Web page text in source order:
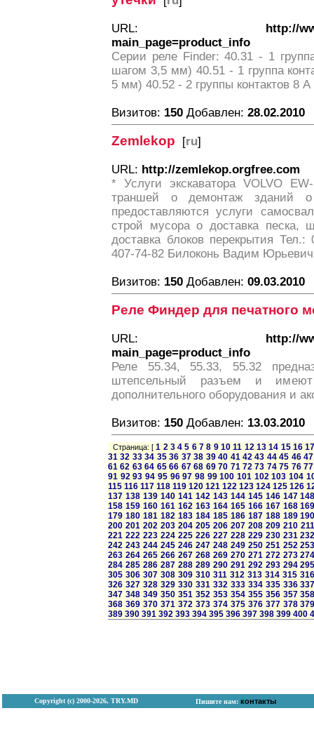
URL: http://
main_page=product_info
Серии реле Finder: 40.31 - 1
шагом 3,5 мм) 40.51 - 1 группа
5 мм) 40.52 - 2 группы контактов 8
Визитов: 150 Добавлен: 28.02.2010
Zemlekop [ru]
URL: http://zemlekop.orgfree.com
* Услуги экскаватора VOLVO
траншей o демонтаж зданий
предоставляются услуги
строй мусора o доставка песка,
доставка блоков перекрытия
407-74-82 Билоконь Вадим Юрьевич
Визитов: 150 Добавлен: 09.03.2010
Реле Финдер для печатного
URL: http://
main_page=product_info
Реле 55.34, 55.33, 55.32
штепсельный разъем и
дополнительного оборудования и
Визитов: 150 Добавлен: 13.03.2010
Страница: [1 2 3 4 5 6 7 8 9 10 11 12 13 14 15 16
31 32 33 34 35 36 37 38 39 40 41 42 43 44 45 46 47
61 62 63 64 65 66 67 68 69 70 71 72 73 74 75 76 77
91 92 93 94 95 96 97 98 99 100 101 102 103 104
115 116 117 118 119 120 121 122 123 124 125 126
137 138 139 140 141 142 143 144 145 146 147
158 159 160 161 162 163 164 165 166 167 168
179 180 181 182 183 184 185 186 187 188 189
200 201 202 203 204 205 206 207 208 209 210 211
221 222 223 224 225 226 227 228 229 230 231
242 243 244 245 246 247 248 249 250 251 252
263 264 265 266 267 268 269 270 271 272 273
284 285 286 287 288 289 290 291 292 293 294
305 306 307 308 309 310 311 312 313 314 315 316
326 327 328 329 330 331 332 333 334 335 336
347 348 349 350 351 352 353 354 355 356 357
368 369 370 371 372 373 374 375 376 377 378
389 390 391 392 393 394 395 396 397 398 399 400
Copyright (с) 2000-2026, TRY.MD Пишите нам: контакты